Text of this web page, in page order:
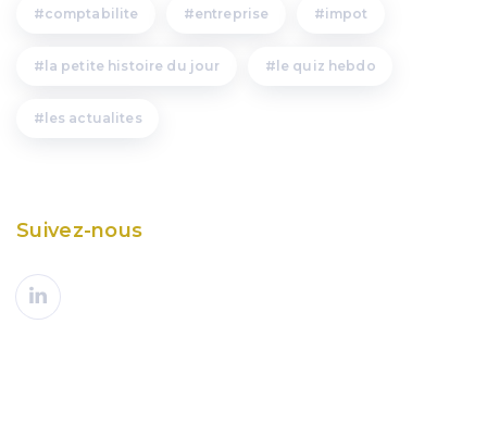
comptabilite entreprise impot
la petite histoire du jour le quiz hebdo
les actualites
Suivez-nous